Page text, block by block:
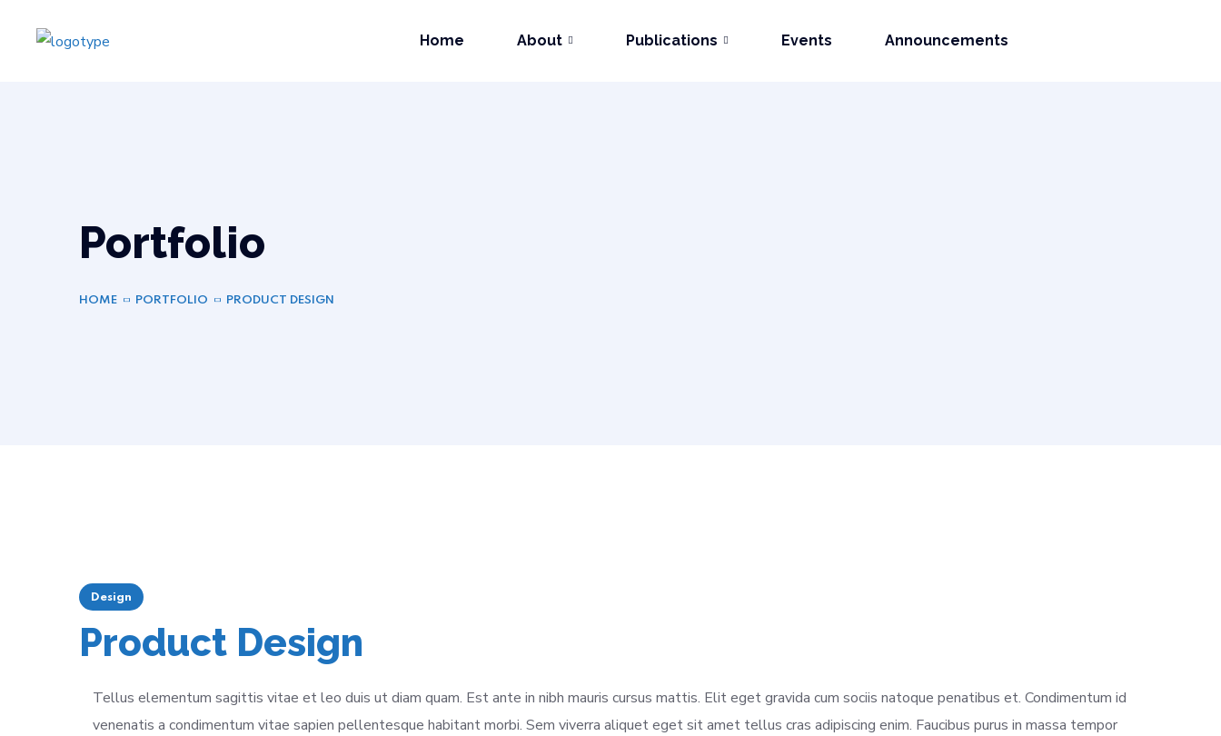
Home About Publications Events Announcements
Portfolio
HOME PORTFOLIO PRODUCT DESIGN
Design
Product Design
Tellus elementum sagittis vitae et leo duis ut diam quam. Est ante in nibh mauris cursus mattis. Elit eget gravida cum sociis natoque penatibus et. Condimentum id
venenatis a condimentum vitae sapien pellentesque habitant morbi. Sem viverra aliquet eget sit amet tellus cras adipiscing enim. Faucibus purus in massa tempor